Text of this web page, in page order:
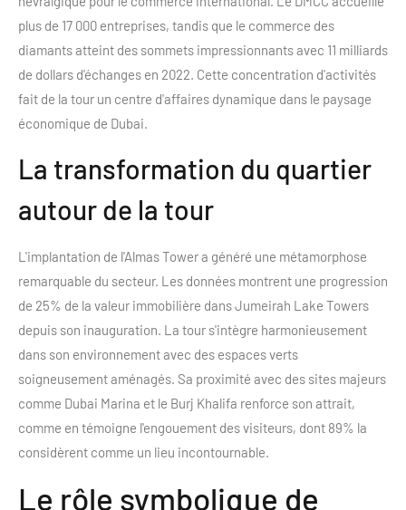
plus de 17 000 entreprises, tandis que le commerce des
diamants atteint des sommets impressionnants avec 11 milliards
de dollars d'échanges en 2022. Cette concentration d'activités
fait de la tour un centre d'affaires dynamique dans le paysage
économique de Dubai.
La transformation du quartier
autour de la tour
L'implantation de l'Almas Tower a généré une métamorphose
remarquable du secteur. Les données montrent une progression
de 25% de la valeur immobilière dans Jumeirah Lake Towers
depuis son inauguration. La tour s'intègre harmonieusement
dans son environnement avec des espaces verts
soigneusement aménagés. Sa proximité avec des sites majeurs
comme Dubai Marina et le Burj Khalifa renforce son attrait,
comme en témoigne l'engouement des visiteurs, dont 89% la
considèrent comme un lieu incontournable.
Le rôle symbolique de